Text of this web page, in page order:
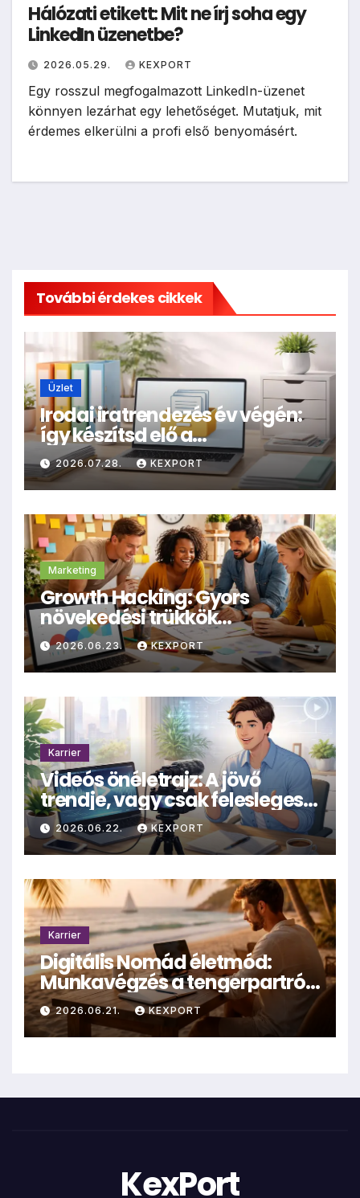
Hálózati etikett: Mit ne írj soha egy
LinkedIn üzenetbe?
2026.05.29. KEXPORT
Egy rosszul megfogalmazott LinkedIn-üzenet
könnyen lezárhat egy lehetőséget. Mutatjuk, mit
érdemes elkerülni a profi első benyomásért.
További érdekes cikkek
Üzlet
Irodai iratrendezés év végén:
így készítsd elő a
dokumentumokat
archiválásra
2026.07.28. KEXPORT
Marketing
Growth Hacking: Gyors
növekedési trükkök
kisvállalkozásoknak
2026.06.23. KEXPORT
Karrier
Videós önéletrajz: A jövő
trendje, vagy csak felesleges
hűhó?
2026.06.22. KEXPORT
Karrier
Digitális Nomád életmód:
Munkavégzés a tengerpartról
– valóság vagy mítosz?
2026.06.21. KEXPORT
KexPort